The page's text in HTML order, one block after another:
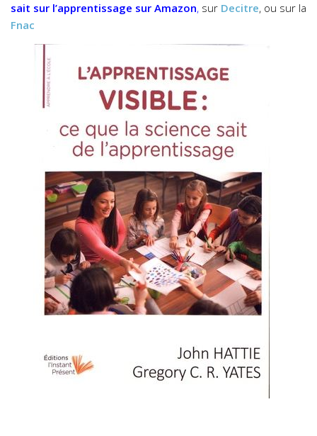
sait sur l’apprentissage sur Amazon, sur Decitre, ou sur la
Fnac